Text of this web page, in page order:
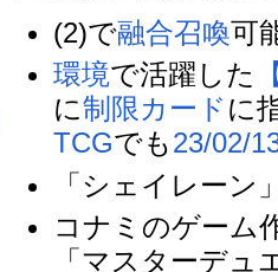
(2)で融合召喚可
環境で活躍した
に制限カード に
TCGでも23/02/
「シェイレーン
コナミのゲーム
「マスターデュ